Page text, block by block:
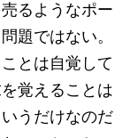
るようなポー
題ではない。
とは自覚して
覚えることは
うだけなのだ